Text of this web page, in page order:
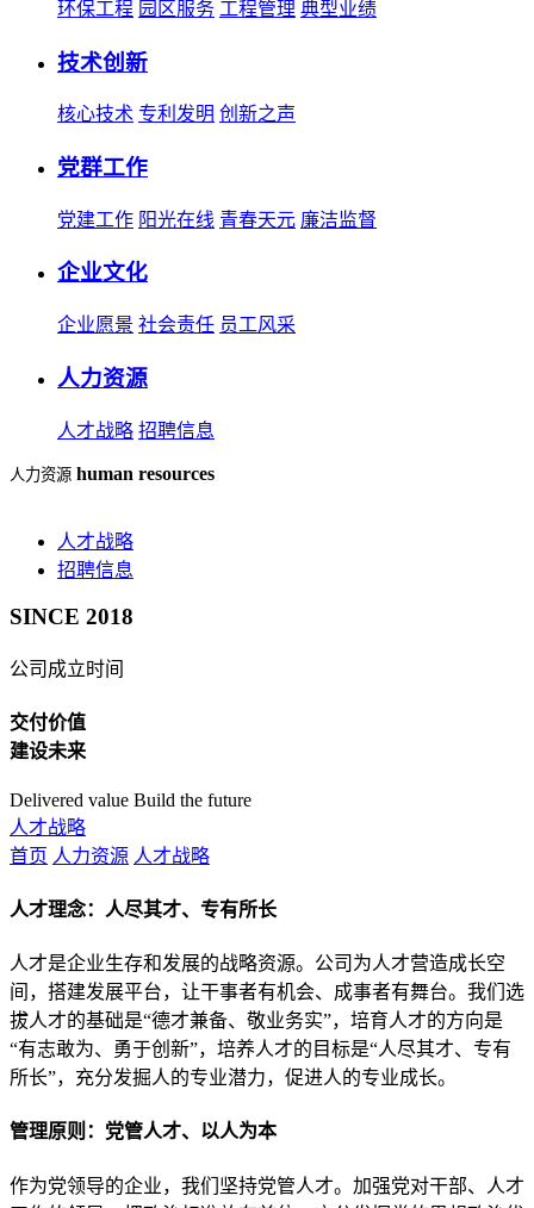
环保工程 园区服务 工程管理 典型业绩
技术创新
核心技术 专利发明 创新之声
党群工作
党建工作 阳光在线 青春天元 廉洁监督
企业文化
企业愿景 社会责任 员工风采
人力资源
人才战略 招聘信息
人力资源 human resources
人才战略
招聘信息
SINCE 2018
公司成立时间
交付价值
建设未来
Delivered value Build the future
人才战略
首页 人力资源 人才战略
人才理念：人尽其才、专有所长
人才是企业生存和发展的战略资源。公司为人才营造成长空
间，搭建发展平台，让干事者有机会、成事者有舞台。我们选
拔人才的基础是“德才兼备、敬业务实”，培育人才的方向是
“有志敢为、勇于创新”，培养人才的目标是“人尽其才、专有
所长”，充分发掘人的专业潜力，促进人的专业成长。
管理原则：党管人才、以人为本
作为党领导的企业，我们坚持党管人才。加强党对干部、人才